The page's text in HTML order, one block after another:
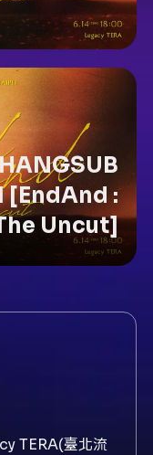
[EndAnd :
Uncut]
TERA(臺北流